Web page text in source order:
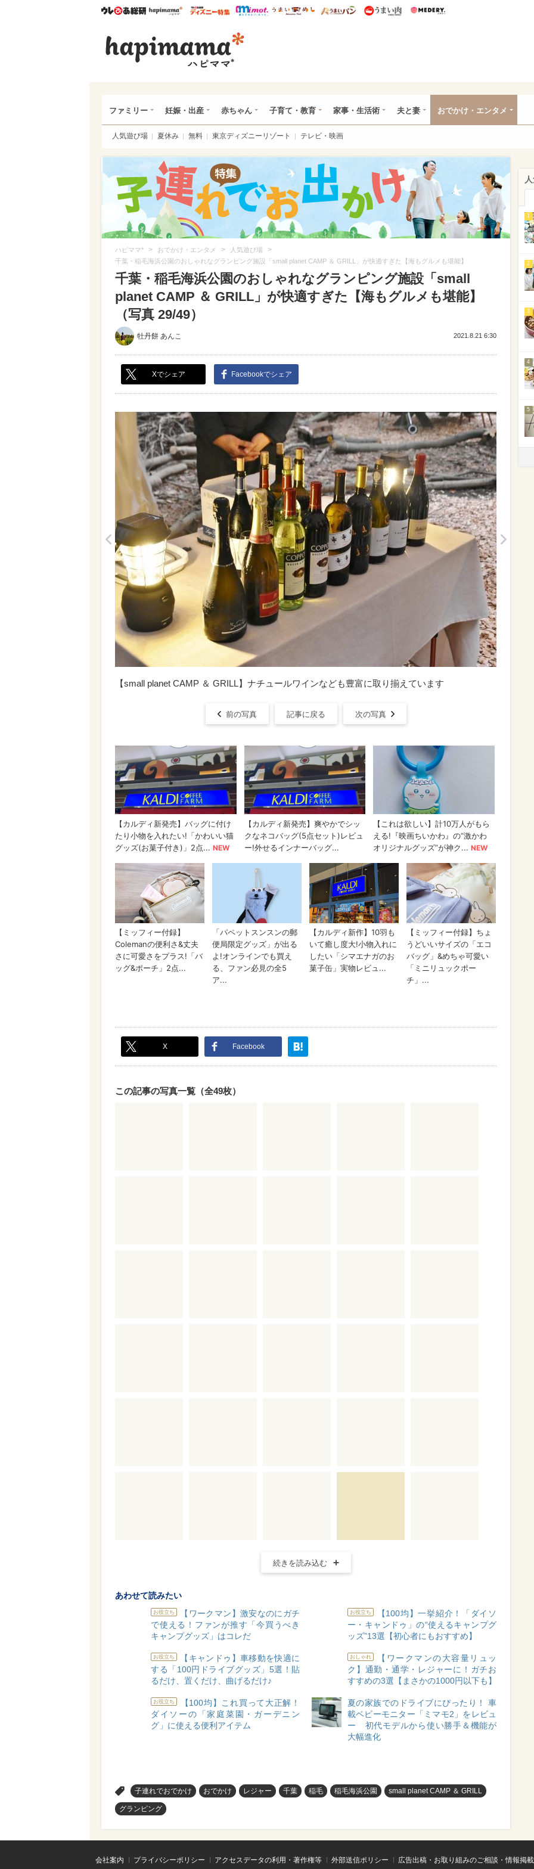
ウレぴあ総研ハピママ* ウレぴあ総研 ディズニー特集
mimot. うまいめし うまいパン うまい肉
ファミリー 妊娠・出産 赤ちゃん 子育て・教育 家事・生活術 夫と妻 おでかけ・エンタメ
人気遊び場 夏休み 無料 東京ディズニーリゾート テレビ・映画
ハピママ* > おでかけ・エンタメ > 人気遊び場 >
千葉・稲毛海浜公園のおしゃれなグランピング施設「small planet CAMP ＆ GRILL」が快適すぎた【海もグルメも堪能】
千葉・稲毛海浜公園のおしゃれなグランピング施設「small
planet CAMP ＆ GRILL」が快適すぎた【海もグルメも堪能】
（写真 29/49）
牡丹餅 あんこ 2021.8.21 6:30
Xでシェア Facebookでシェア
【small planet CAMP ＆ GRILL】ナチュールワインなども豊富に取り揃えています
前の写真 記事に戻る 次の写真
X Facebook
この記事の写真一覧（全49枚）
続きを読み込む
あわせて読みたい
お役立ち
【ワークマン】激安なのにガチ
で使える！ファンが推す「今買うべき
キャンプグッズ」はコレだ
お役立ち
【100均】一挙紹介！「ダイソ
ー・キャンドゥ」の“使えるキャンプグ
ッズ”13選【初心者にもおすすめ】
お役立ち
【キャンドゥ】車移動を快適に
する「100円ドライブグッズ」5選！貼
るだけ、置くだけ、曲げるだけ♪
おしゃれ
【ワークマンの大容量リュッ
ク】通勤・通学・レジャーに！ガチお
すすめの3選【まさかの1000円以下も】
お役立ち
【100均】これ買って大正解！
ダイソーの「家庭菜園・ガーデニン
グ」に使える便利アイテム
夏の家族でのドライブにぴったり！ 車
載ベビーモニター「ミマモ2」をレビュ
ー 初代モデルから使い勝手＆機能が
大幅進化
子連れでおでかけ おでかけ レジャー 千葉 稲毛 稲毛海浜公園 small planet CAMP ＆ GRILL
グランピング
1
2
3
4
5
会社案内 プライバシーポリシー アクセスデータの利用・著作権等 外部送信ポリシー 広告出稿・お取り組みのご相談・情報掲